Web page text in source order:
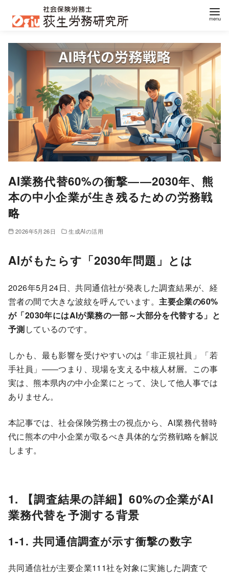
AI業務代替60%の衝撃――2030年、熊
本の中小企業が生き残るための労務戦
略
2026年5月26日 生成AIの活用
AIがもたらす「2030年問題」とは
2026年5月24日、共同通信社が発表した調査結果が、経
営者の間で大きな波紋を呼んでいます。主要企業の60%
が「2030年にはAIが業務の一部～大部分を代替する」と
予測しているのです。
しかも、最も影響を受けやすいのは「非正規社員」「若
手社員」――つまり、現場を支える中核人材層。この事
実は、熊本県内の中小企業にとって、決して他人事では
ありません。
本記事では、社会保険労務士の視点から、AI業務代替時
代に熊本の中小企業が取るべき具体的な労務戦略を解説
します。
1. 【調査結果の詳細】60%の企業がAI
業務代替を予測する背景
1-1. 共同通信調査が示す衝撃の数字
共同通信社が主要企業111社を対象に実施した調査で